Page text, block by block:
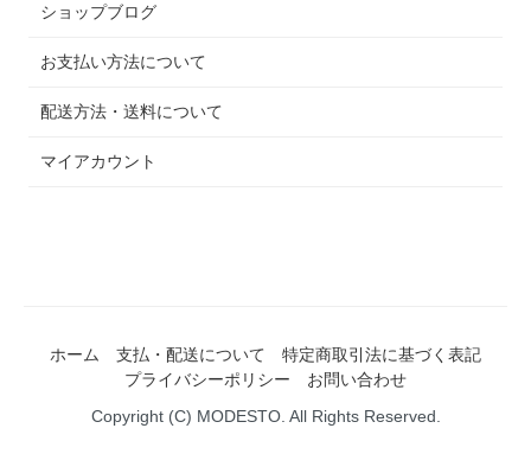
ショップブログ
お支払い方法について
配送方法・送料について
マイアカウント
ホーム 支払・配送について
特定商取引法に基づく表記
プライバシーポリシー
お問い合わせ
Copyright (C) MODESTO. All Rights Reserved.